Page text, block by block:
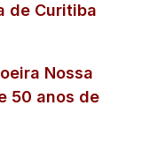
de Curitiba
Nossa
50 anos de